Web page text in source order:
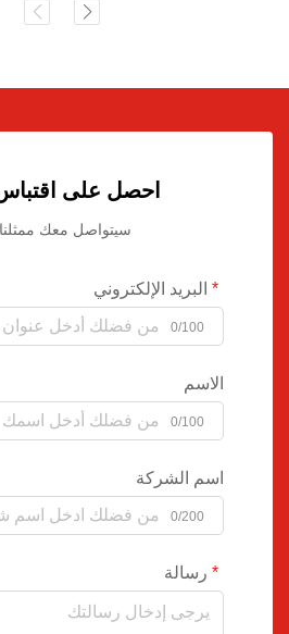
احصل على
سيتواصل معك ممثلنا
البريد الإلكتروني
0/100
الاسم
0/100
اسم الشركة
0/200
رسالة